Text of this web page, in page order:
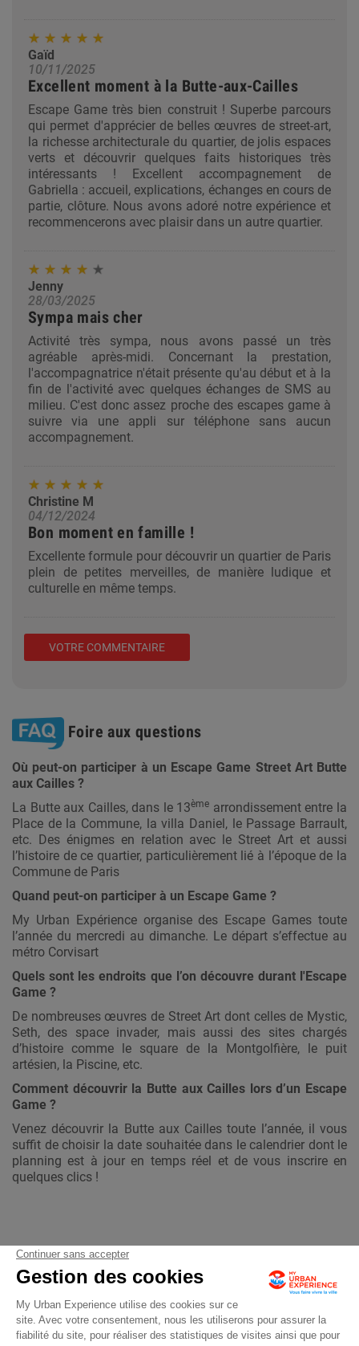
Gaïd
10/11/2025
Excellent moment à la Butte-aux-Cailles
Escape Game très bien construit ! Superbe parcours
qui permet d'apprécier de belles œuvres de street-art,
la richesse architecturale du quartier, de jolis espaces
verts et découvrir quelques faits historiques très
intéressants ! Excellent accompagnement de
Gabriella : accueil, explications, échanges en cours de
partie, clôture. Nous avons adoré notre expérience et
recommencerons avec plaisir dans un autre quartier.
Jenny
28/03/2025
Sympa mais cher
Activité très sympa, nous avons passé un très
agréable après-midi. Concernant la prestation,
l'accompagnatrice n'était présente qu'au début et à la
fin de l'activité avec quelques échanges de SMS au
milieu. C'est donc assez proche des escapes game à
suivre via une appli sur téléphone sans aucun
accompagnement.
Christine M
04/12/2024
Bon moment en famille !
Excellente formule pour découvrir un quartier de Paris
plein de petites merveilles, de manière ludique et
culturelle en même temps.
VOTRE COMMENTAIRE
Foire aux questions
Où peut-on participer à un Escape Game Street Art Butte
aux Cailles ?
La Butte aux Cailles, dans le 13ème arrondissement entre la
Place de la Commune, la villa Daniel, le Passage Barrault,
etc. Des énigmes en relation avec le Street Art et aussi
l’histoire de ce quartier, particulièrement lié à l’époque de la
Commune de Paris
Quand peut-on participer à un Escape Game ?
My Urban Expérience organise des Escape Games toute
l’année du mercredi au dimanche. Le départ s’effectue au
métro Corvisart
Quels sont les endroits que l’on découvre durant l'Escape
Game ?
De nombreuses œuvres de Street Art dont celles de Mystic,
Seth, des space invader, mais aussi des sites chargés
d’histoire comme le square de la Montgolfière, le puit
artésien, la Piscine, etc.
Comment découvrir la Butte aux Cailles lors d’un Escape
Game ?
Venez découvrir la Butte aux Cailles toute l’année, il vous
suffit de choisir la date souhaitée dans le calendrier dont le
planning est à jour en temps réel et de vous inscrire en
quelques clics !